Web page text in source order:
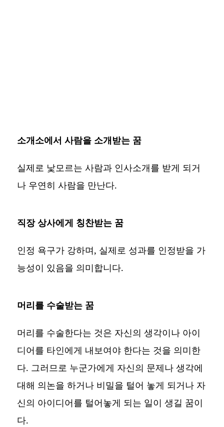
소개소에서 사람을 소개받는 꿈
실제로 낯모르는 사람과 인사소개를 받게 되거
나 우연히 사람을 만난다.
직장 상사에게 칭찬받는 꿈
인정 욕구가 강하며, 실제로 성과를 인정받을 가
능성이 있음을 의미합니다.
머리를 수술받는 꿈
머리를 수술한다는 것은 자신의 생각이나 아이
디어를 타인에게 내보여야 한다는 것을 의미한
다. 그러므로 누군가에게 자신의 문제나 생각에
대해 의논을 하거나 비밀을 털어 놓게 되거나 자
신의 아이디어를 털어놓게 되는 일이 생길 꿈이
다.